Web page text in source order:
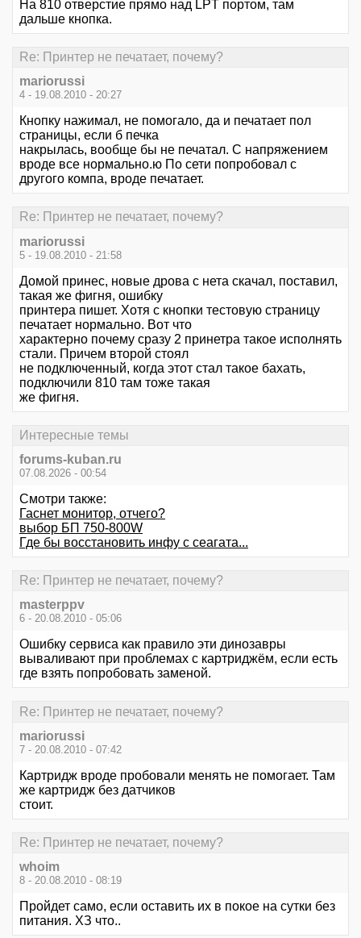
На 810 отверстие прямо над LPT портом, там
дальше кнопка.
Re: Принтер не печатает, почему?
mariorussi
4 - 19.08.2010 - 20:27
Кнопку нажимал, не помогало, да и печатает пол
страницы, если б печка
накрылась, вообще бы не печатал. С напряжением
вроде все нормально.ю По сети попробовал с
другого компа, вроде печатает.
Re: Принтер не печатает, почему?
mariorussi
5 - 19.08.2010 - 21:58
Домой принес, новые дрова с нета скачал, поставил,
такая же фигня, ошибку
принтера пишет. Хотя с кнопки тестовую страницу
печатает нормально. Вот что
характерно почему сразу 2 принетра такое исполнять
стали. Причем второй стоял
не подключенный, когда этот стал такое бахать,
подключили 810 там тоже такая
же фигня.
Интересные темы
forums-kuban.ru
07.08.2026 - 00:54
Смотри также:
Гаснет монитор, отчего?
выбор БП 750-800W
Где бы восстановить инфу с сеагата...
Re: Принтер не печатает, почему?
masterppv
6 - 20.08.2010 - 05:06
Ошибку сервиса как правило эти динозавры
вываливают при проблемах с картриджём, если есть
где взять попробовать заменой.
Re: Принтер не печатает, почему?
mariorussi
7 - 20.08.2010 - 07:42
Картридж вроде пробовали менять не помогает. Там
же картридж без датчиков
стоит.
Re: Принтер не печатает, почему?
whoim
8 - 20.08.2010 - 08:19
Пройдет само, если оставить их в покое на сутки без
питания. ХЗ что..